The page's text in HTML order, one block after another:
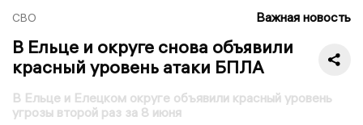
СВО Важная новость
В Ельце и округе снова объявили
красный уровень атаки БПЛА
В Ельце и Елецком округе объявили красный уровень
угрозы второй раз за 8 июня